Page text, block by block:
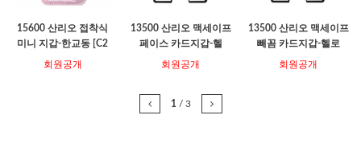
15600 산리오 접착식
미니 지갑-한교동 [C2
회원공개
13500 산리오 맥세이프
페이스 카드지갑-헬
회원공개
13500 산리오 맥세이프
빼꼼 카드지갑-헬로
회원공개
1 / 3